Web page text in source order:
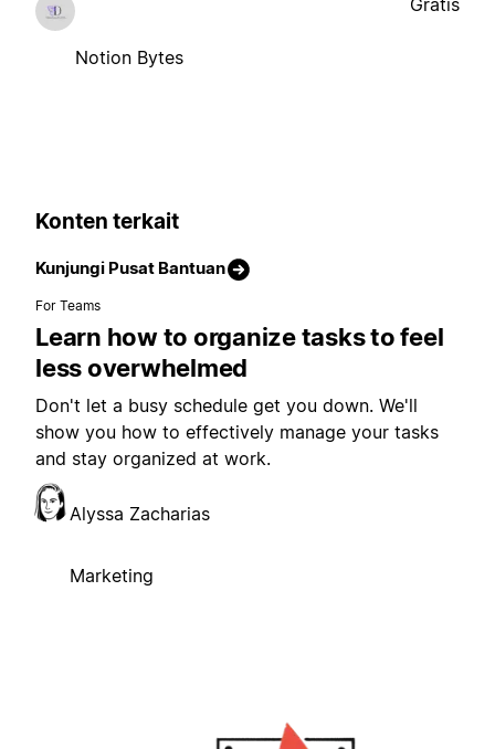
Notion Bytes
Konten terkait
Kunjungi Pusat Bantuan
For Teams
Learn how to organize tasks to feel
less overwhelmed
Don't let a busy schedule get you down. We'll
show you how to effectively manage your tasks
and stay organized at work.
Alyssa Zacharias
Marketing